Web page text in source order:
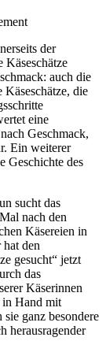
der
Käseschätze
auch die
Käseschätze, die
eine
Geschmack,
Ein weiterer
Geschichte des
sucht das
nach den
Käsereien in
den
gesucht“ jetzt
das
Käserinnen
in Hand mit
ganz besondere
herausragender